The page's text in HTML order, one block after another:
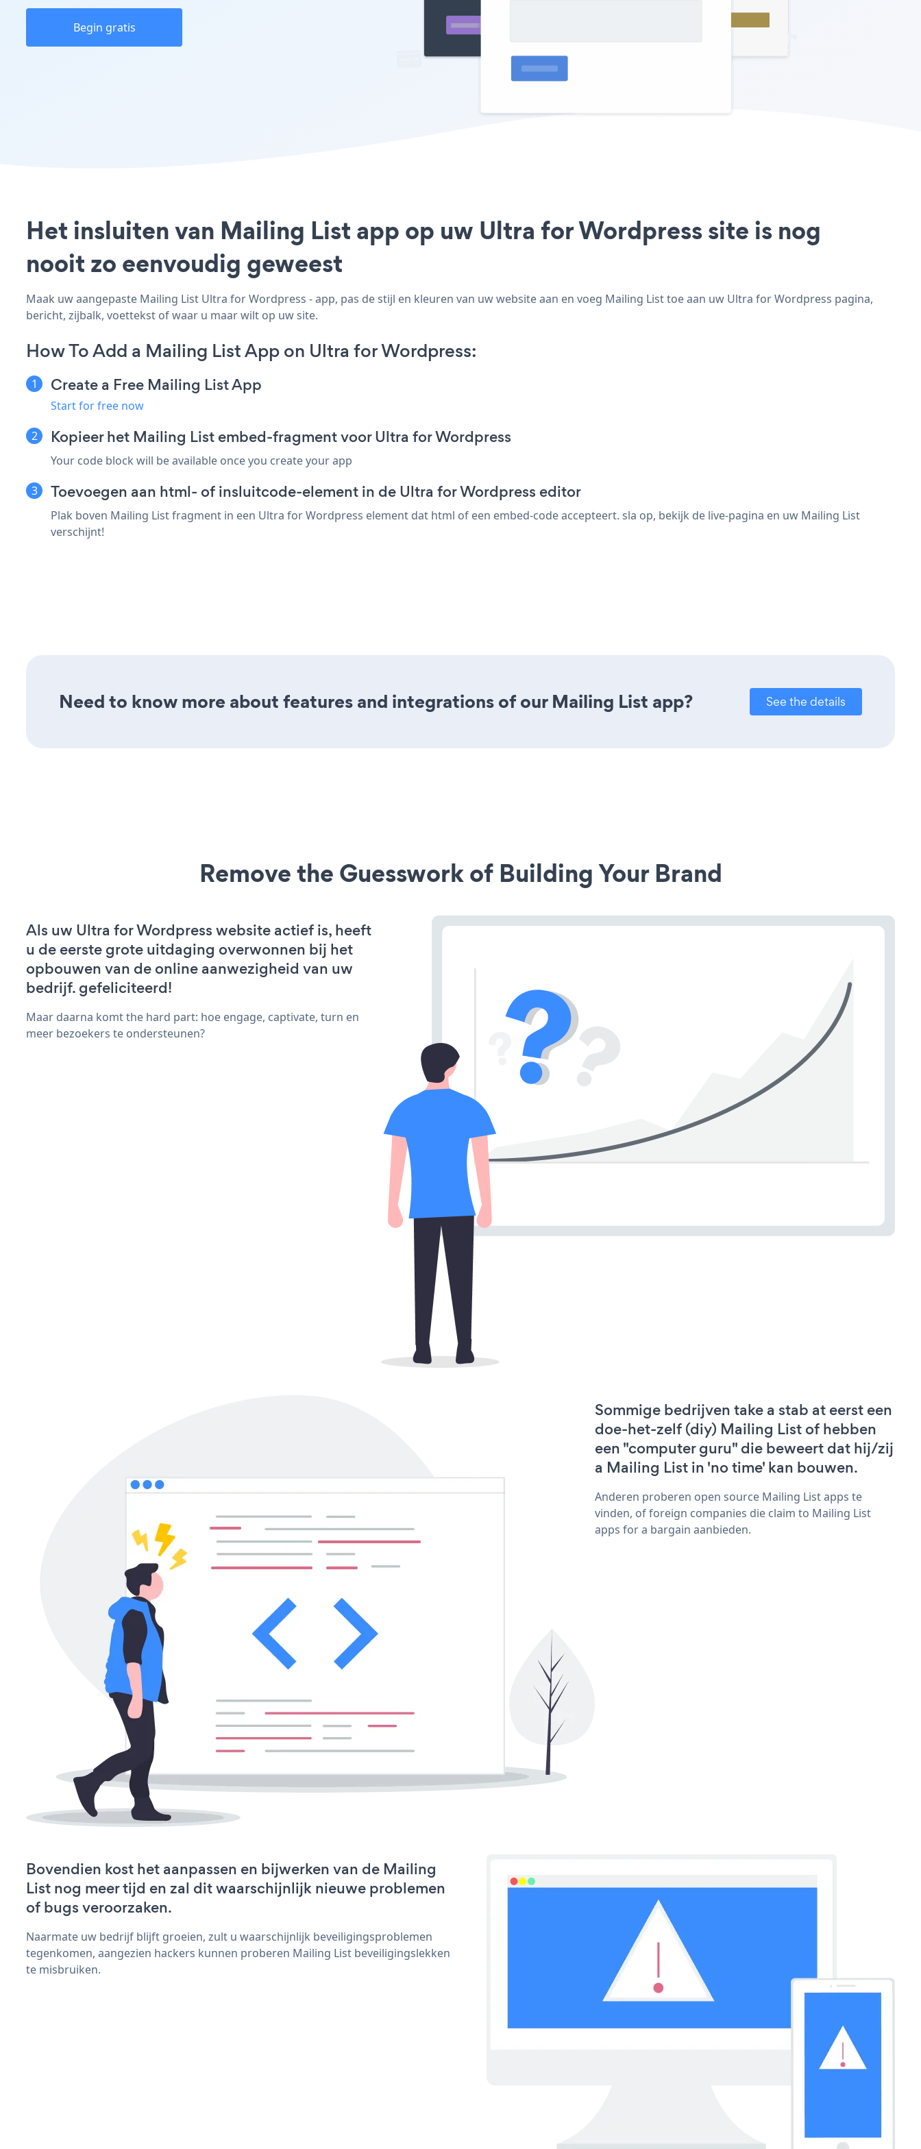
Begin gratis
Het insluiten van Mailing List app op uw Ultra for Wordpress site is nog
nooit zo eenvoudig geweest
Maak uw aangepaste Mailing List Ultra for Wordpress - app, pas de stijl en kleuren van uw website aan en voeg Mailing List toe aan uw Ultra for Wordpress pagina,
bericht, zijbalk, voettekst of waar u maar wilt op uw site.
How To Add a Mailing List App on Ultra for Wordpress:
Create a Free Mailing List App
Start for free now
Kopieer het Mailing List embed-fragment voor Ultra for Wordpress
Your code block will be available once you create your app
Toevoegen aan html- of insluitcode-element in de Ultra for Wordpress editor
Plak boven Mailing List fragment in een Ultra for Wordpress element dat html of een embed-code accepteert. sla op, bekijk de live-pagina en uw Mailing List
verschijnt!
Need to know more about features and integrations of our Mailing List app? See the details
Remove the Guesswork of Building Your Brand
Als uw Ultra for Wordpress website actief is, heeft
u de eerste grote uitdaging overwonnen bij het
opbouwen van de online aanwezigheid van uw
bedrijf. gefeliciteerd!
Maar daarna komt the hard part: hoe engage, captivate, turn en
meer bezoekers te ondersteunen?
Sommige bedrijven take a stab at eerst een
doe-het-zelf (diy) Mailing List of hebben
een "computer guru" die beweert dat hij/zij
a Mailing List in 'no time' kan bouwen.
Anderen proberen open source Mailing List apps te
vinden, of foreign companies die claim to Mailing List
apps for a bargain aanbieden.
Bovendien kost het aanpassen en bijwerken van de Mailing
List nog meer tijd en zal dit waarschijnlijk nieuwe problemen
of bugs veroorzaken.
Naarmate uw bedrijf blijft groeien, zult u waarschijnlijk beveiligingsproblemen
tegenkomen, aangezien hackers kunnen proberen Mailing List beveiligingslekken
te misbruiken.